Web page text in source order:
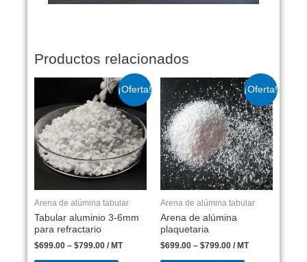
Productos relacionados
¡Oferta!
Arena de alúmina tabular
Tabular aluminio 3-6mm
para refractario
$699.00 – $799.00 / MT
¡Oferta!
Arena de alúmina tabular
Arena de alúmina
plaquetaria
$699.00 – $799.00 / MT